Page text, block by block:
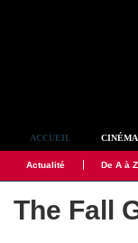
ACCUEIL CINÉMA
Actualité De A à Z
The Fall